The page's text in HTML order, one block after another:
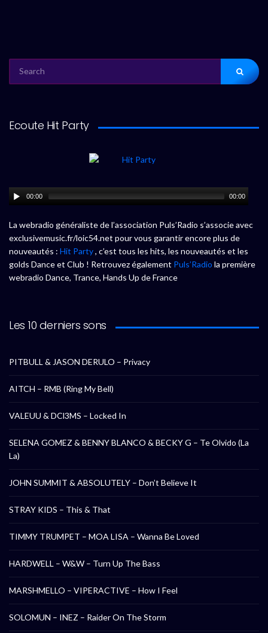
FOR:
Ecoute Hit Party
00:00 00:00
La webradio généraliste de l’association Puls’Radio s’associe avec
exclusivemusic.fr/loic54.net pour vous garantir encore plus de
nouveautés : Hit Party, c’est tous les hits, les nouveautés et les
golds Dance et Club ! Retrouvez également Puls’Radio la première
webradio Dance, Trance, Hands Up de France
Les 10 derniers sons
PITBULL & JASON DERULO – Privacy
AITCH – RMB (Ring My Bell)
VALEUU & DCl3MS – Locked In
SELENA GOMEZ & BENNY BLANCO & BECKY G – Te Olvido (La
La)
JOHN SUMMIT & ABSOLUTELY – Don’t Believe It
STRAY KIDS – This & That
TIMMY TRUMPET – MOA LISA – Wanna Be Loved
HARDWELL – W&W – Turn Up The Bass
MARSHMELLO – VIPERACTIVE – How I Feel
SOLOMUN – INEZ – Raider On The Storm